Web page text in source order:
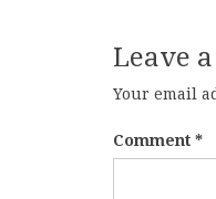
Leave
Your email
Comment *